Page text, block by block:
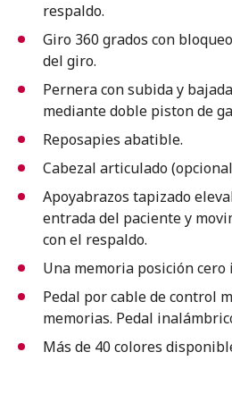
respaldo.
Giro 360 grados con
del giro.
Pernera con subida y
mediante doble piston de
Reposapies abatible.
Cabezal articulado
Apoyabrazos tapizado
entrada del paciente y
con el respaldo.
Una memoria posición cero
Pedal por cable de control
memorias. Pedal
Más de 40 colores